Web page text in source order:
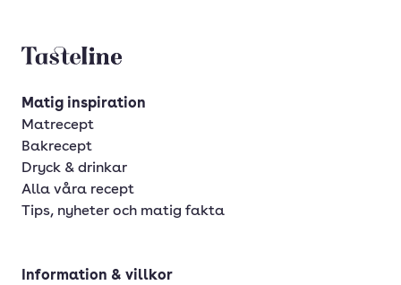
Libanon
Marocko
Mellanöstern
Mexico
Nord- och Sydamerika
Tasteline startsida
Matig inspiration
Matrecept
Bakrecept
Dryck & drinkar
Alla våra recept
Tips, nyheter och matig fakta
Information & villkor